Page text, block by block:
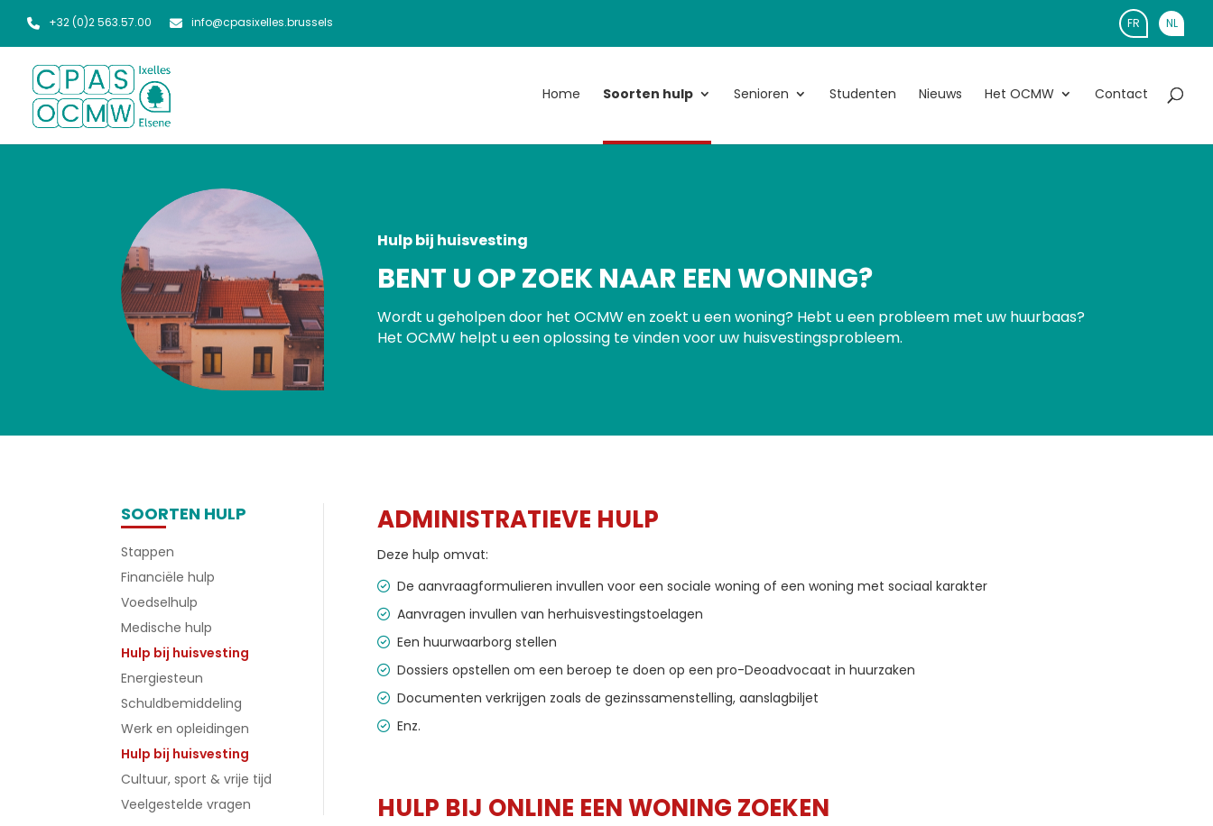
+32 (0)2 563.57.00 info@cpasixelles.brussels FR NL
Home Soorten hulp Senioren Studenten Nieuws Het OCMW Contact
Hulp bij huisvesting
BENT U OP ZOEK NAAR EEN WONING?
Wordt u geholpen door het OCMW en zoekt u een woning? Hebt u een probleem met uw huurbaas?
Het OCMW helpt u een oplossing te vinden voor uw huisvestingsprobleem.
SOORTEN HULP
Stappen
Financiële hulp
Voedselhulp
Medische hulp
Hulp bij huisvesting
Energiesteun
Schuldbemiddeling
Werk en opleidingen
Hulp bij huisvesting
Cultuur, sport & vrije tijd
Veelgestelde vragen
ADMINISTRATIEVE HULP
Deze hulp omvat:
De aanvraagformulieren invullen voor een sociale woning of een woning met sociaal karakter
Aanvragen invullen van herhuisvestingstoelagen
Een huurwaarborg stellen
Dossiers opstellen om een beroep te doen op een pro-Deoadvocaat in huurzaken
Documenten verkrijgen zoals de gezinssamenstelling, aanslagbiljet
Enz.
HULP BIJ ONLINE EEN WONING ZOEKEN